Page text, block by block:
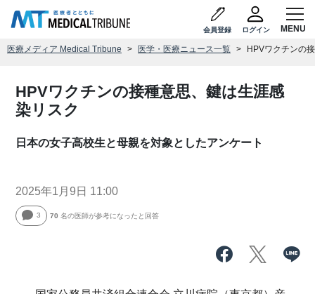
会員登録 ログイン
医療メディア Medical Tribune 医学・医療ニュース一覧 HPVワクチンの
HPVワクチンの接種意思、鍵は生涯感
染リスク
日本の女子高校生と母親を対象としたアンケート
2025年1月9日 11:00
3 70 名の医師が参考になったと回答